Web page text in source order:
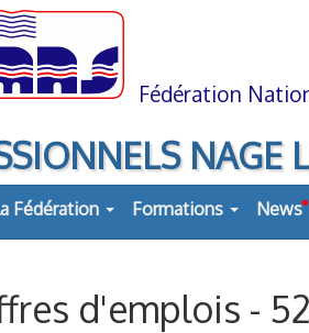
Fédération
Fédération Formations News
d'emplois -